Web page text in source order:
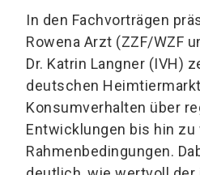
In den Fachvorträgen
Rowena Arzt (ZZF/WZF
Dr. Katrin Langner (IVH)
deutschen
Konsumverhalten über
Entwicklungen bis hin
Rahmenbedingungen.